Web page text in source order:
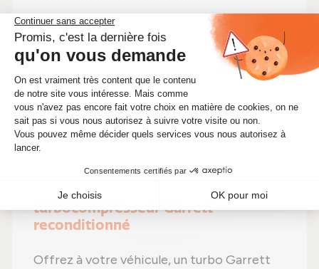
En choisissant un turbo reconditionné
vous faites un pari gagnant :
même
puissance,moins de dépenses (avec un prix
imbattable à 209,00 €)et un
écologique. Alors pourquoi hésiter ?
Optimisez votre moteur tout en faisant
des économies !
🔧 Optimisez les performances de
votre moteur avec ce
turbocompresseur Garrett
reconditionné
Offrez à votre véhicule, un turbo Garrett